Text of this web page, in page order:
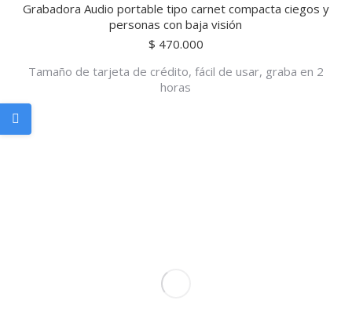
Grabadora Audio portable tipo carnet compacta ciegos y
personas con baja visión
$ 470.000
Tamaño de tarjeta de crédito, fácil de usar, graba en 2
horas